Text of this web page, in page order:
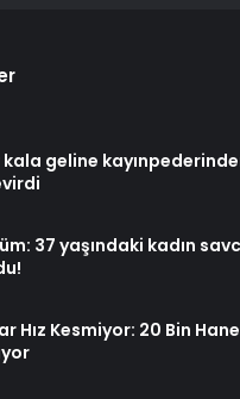
geline
37 yaşındaki kadın
Hız Kesmiyor: 20 Bin